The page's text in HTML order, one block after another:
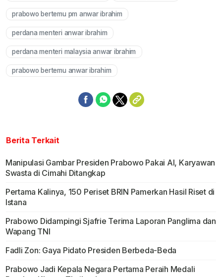
prabowo bertemu pm anwar ibrahim
perdana menteri anwar ibrahim
perdana menteri malaysia anwar ibrahim
prabowo bertemu anwar ibrahim
Berita Terkait
Manipulasi Gambar Presiden Prabowo Pakai AI, Karyawan
Swasta di Cimahi Ditangkap
Pertama Kalinya, 150 Periset BRIN Pamerkan Hasil Riset di
Istana
Prabowo Didampingi Sjafrie Terima Laporan Panglima dan
Wapang TNI
Fadli Zon: Gaya Pidato Presiden Berbeda-Beda
Prabowo Jadi Kepala Negara Pertama Peraih Medali